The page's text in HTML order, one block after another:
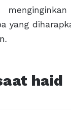
yang
haid